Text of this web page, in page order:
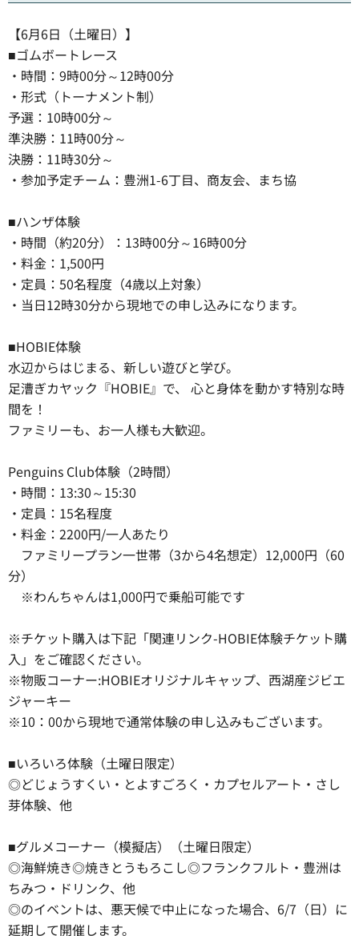
【6月6日（土曜日）】
■ゴムボートレース
・時間：9時00分～12時00分
・形式（トーナメント制）
予選：10時00分～
準決勝：11時00分～
決勝：11時30分～
・参加予定チーム：豊洲1-6丁目、商友会、まち協
■ハンザ体験
・時間（約20分）：13時00分～16時00分
・料金：1,500円
・定員：50名程度（4歳以上対象）
・当日12時30分から現地での申し込みになります。
■HOBIE体験
水辺からはじまる、新しい遊びと学び。
足漕ぎカヤック『HOBIE』で、 心と身体を動かす特別な時
間を！
ファミリーも、お一人様も大歓迎。
Penguins Club体験（2時間）
・時間：13:30～15:30
・定員：15名程度
・料金：2200円/一人あたり
ファミリープラン一世帯（3から4名想定）12,000円（60
分）
※わんちゃんは1,000円で乗船可能です
※チケット購入は下記「関連リンク-HOBIE体験チケット購
入」をご確認ください。
※物販コーナー:HOBIEオリジナルキャップ、西湖産ジビエ
ジャーキー
※10：00から現地で通常体験の申し込みもございます。
■いろいろ体験（土曜日限定）
◎どじょうすくい・とよすごろく・カプセルアート・さし
芽体験、他
■グルメコーナー（模擬店）（土曜日限定）
◎海鮮焼き◎焼きとうもろこし◎フランクフルト・豊洲は
ちみつ・ドリンク、他
◎のイベントは、悪天候で中止になった場合、6/7（日）に
延期して開催します。